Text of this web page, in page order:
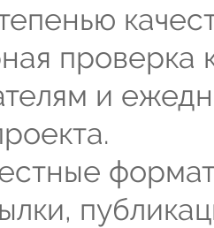
проверка
и